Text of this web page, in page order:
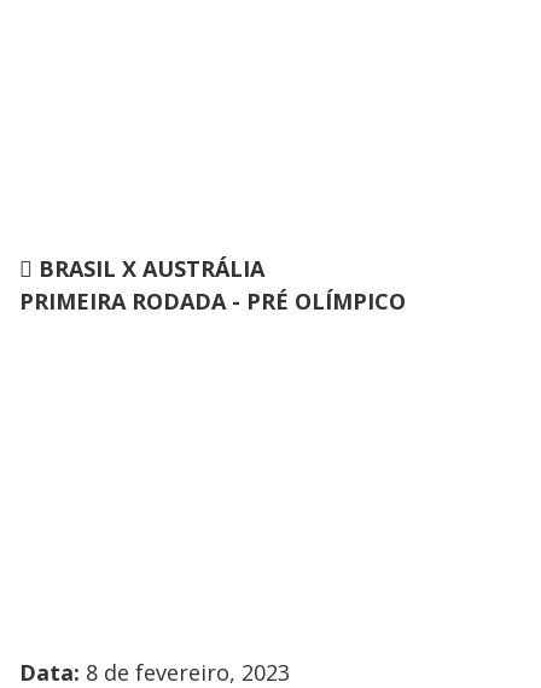
 BRASIL X AUSTRÁLIA
PRIMEIRA RODADA - PRÉ OLÍMPICO
Data: 8 de fevereiro, 2023